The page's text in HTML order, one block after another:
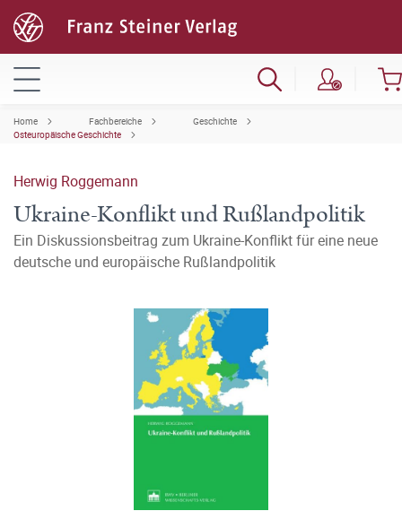
Home Fachbereiche
Geschichte
Osteuropäische Geschichte
Herwig Roggemann
Ukraine-Konflikt und Rußlandpolitik
Ein Diskussionsbeitrag zum Ukraine-Konflikt für eine neue
deutsche und europäische Rußlandpolitik